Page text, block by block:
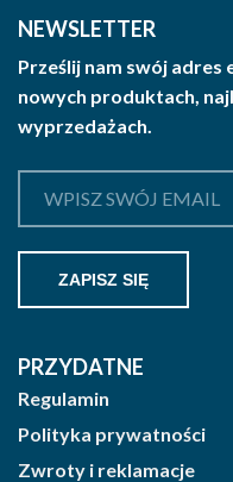
NEWSLETTER
Prześlij nam swój adres
nowych produktach,
wyprzedażach.
PRZYDATNE
Regulamin
Polityka prywatności
Zwroty i reklamacje